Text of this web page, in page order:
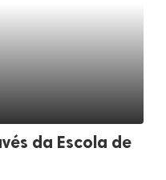
da Escola de